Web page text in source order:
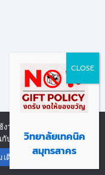
อมูลสารสนเทศ วิทยาลัย
วิทยาลัยเทคนิค
สมุทรสาคร
านเทคโนโลยีคุกกี้ หรือ
บคุกกี้ บนเว็บไซต์
ติม